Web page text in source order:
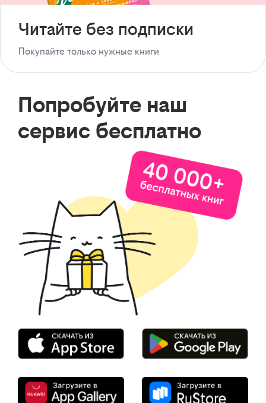
Читайте без подписки
Покупайте только нужные книги
Попробуйте наш
сервис бесплатно